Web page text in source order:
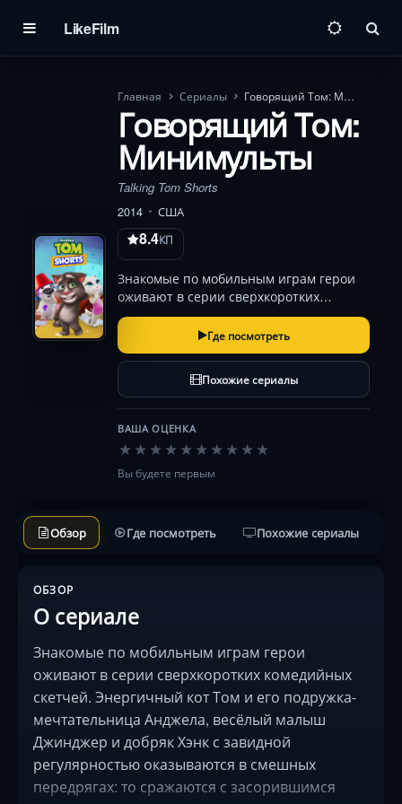
LikeFilm
Главная Сериалы Говорящий Том: Минимульты
Говорящий Том:
Минимульты
Talking Tom Shorts
2014
США
8.4КП
Знакомые по мобильным играм герои
оживают в серии сверхкоротких
комедийных скетчей. Энергичный кот
Том и его подружка-мечтательница
Анджела, весёлый малыш Джинджер и
добряк Хэнк с завидной регулярностью
оказываются в сме…
Где посмотреть
Похожие сериалы
ВАША ОЦЕНКА
★ ★ ★ ★ ★ ★ ★ ★ ★ ★
Вы будете первым
Обзор Где посмотреть Похожие сериалы
ОБЗОР
О сериале
Знакомые по мобильным играм герои
оживают в серии сверхкоротких комедийных
скетчей. Энергичный кот Том и его подружка-
мечтательница Анджела, весёлый малыш
Джинджер и добряк Хэнк с завидной
регулярностью оказываются в смешных
передрягах: то сражаются с засорившимся